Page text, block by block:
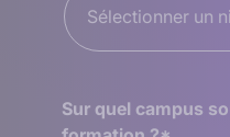
Sélectionner un
Sur quel campus